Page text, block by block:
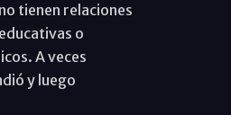
tienen relaciones
o
A veces
y luego